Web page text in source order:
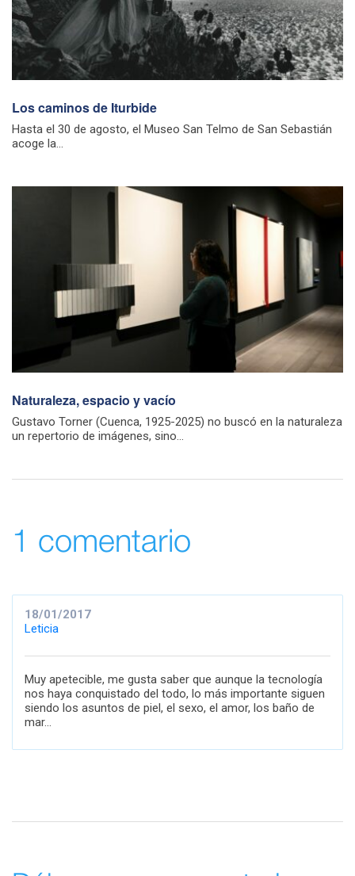
Los caminos de Iturbide
Hasta el 30 de agosto, el Museo San Telmo de San Sebastián
acoge la...
Naturaleza, espacio y vacío
Gustavo Torner (Cuenca, 1925-2025) no buscó en la naturaleza
un repertorio de imágenes, sino...
1 comentario
18/01/2017
Leticia
Muy apetecible, me gusta saber que aunque la tecnología
nos haya conquistado del todo, lo más importante siguen
siendo los asuntos de piel, el sexo, el amor, los baño de
mar...